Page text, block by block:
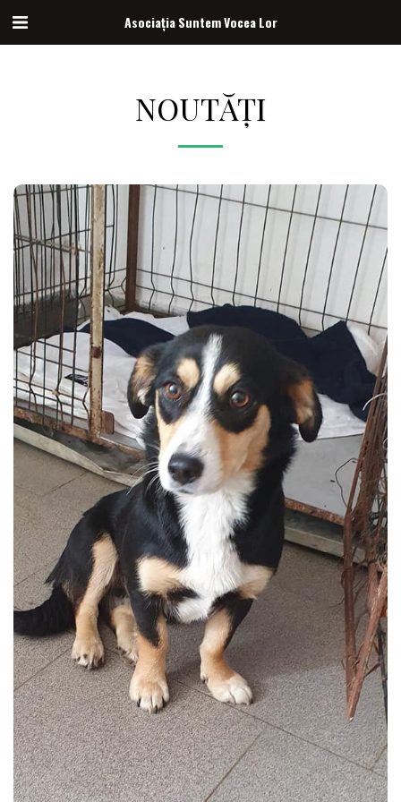
Asociația Suntem Vocea Lor
NOUTĂȚI